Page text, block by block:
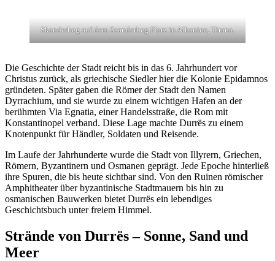
Skanderbeg auf dem Scanderbeg Platz in Albanien, Tirana.
Die Geschichte der Stadt reicht bis in das 6. Jahrhundert vor
Christus zurück, als griechische Siedler hier die Kolonie Epidamnos
gründeten. Später gaben die Römer der Stadt den Namen
Dyrrachium, und sie wurde zu einem wichtigen Hafen an der
berühmten Via Egnatia, einer Handelsstraße, die Rom mit
Konstantinopel verband. Diese Lage machte Durrës zu einem
Knotenpunkt für Händler, Soldaten und Reisende.
Im Laufe der Jahrhunderte wurde die Stadt von Illyrern, Griechen,
Römern, Byzantinern und Osmanen geprägt. Jede Epoche hinterließ
ihre Spuren, die bis heute sichtbar sind. Von den Ruinen römischer
Amphitheater über byzantinische Stadtmauern bis hin zu
osmanischen Bauwerken bietet Durrës ein lebendiges
Geschichtsbuch unter freiem Himmel.
Strände von Durrës – Sonne, Sand und
Meer